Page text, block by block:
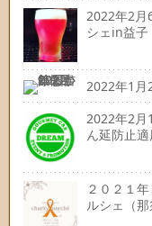
2022年2
シェin益子
2022年1
2022年2月
ん延防止適
２０２１
ルシェ（那